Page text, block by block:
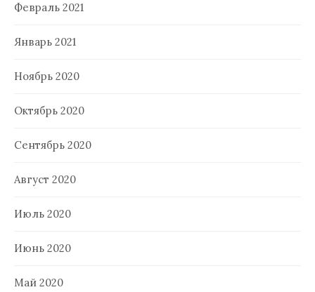
Февраль 2021
Январь 2021
Ноябрь 2020
Октябрь 2020
Сентябрь 2020
Август 2020
Июль 2020
Июнь 2020
Май 2020